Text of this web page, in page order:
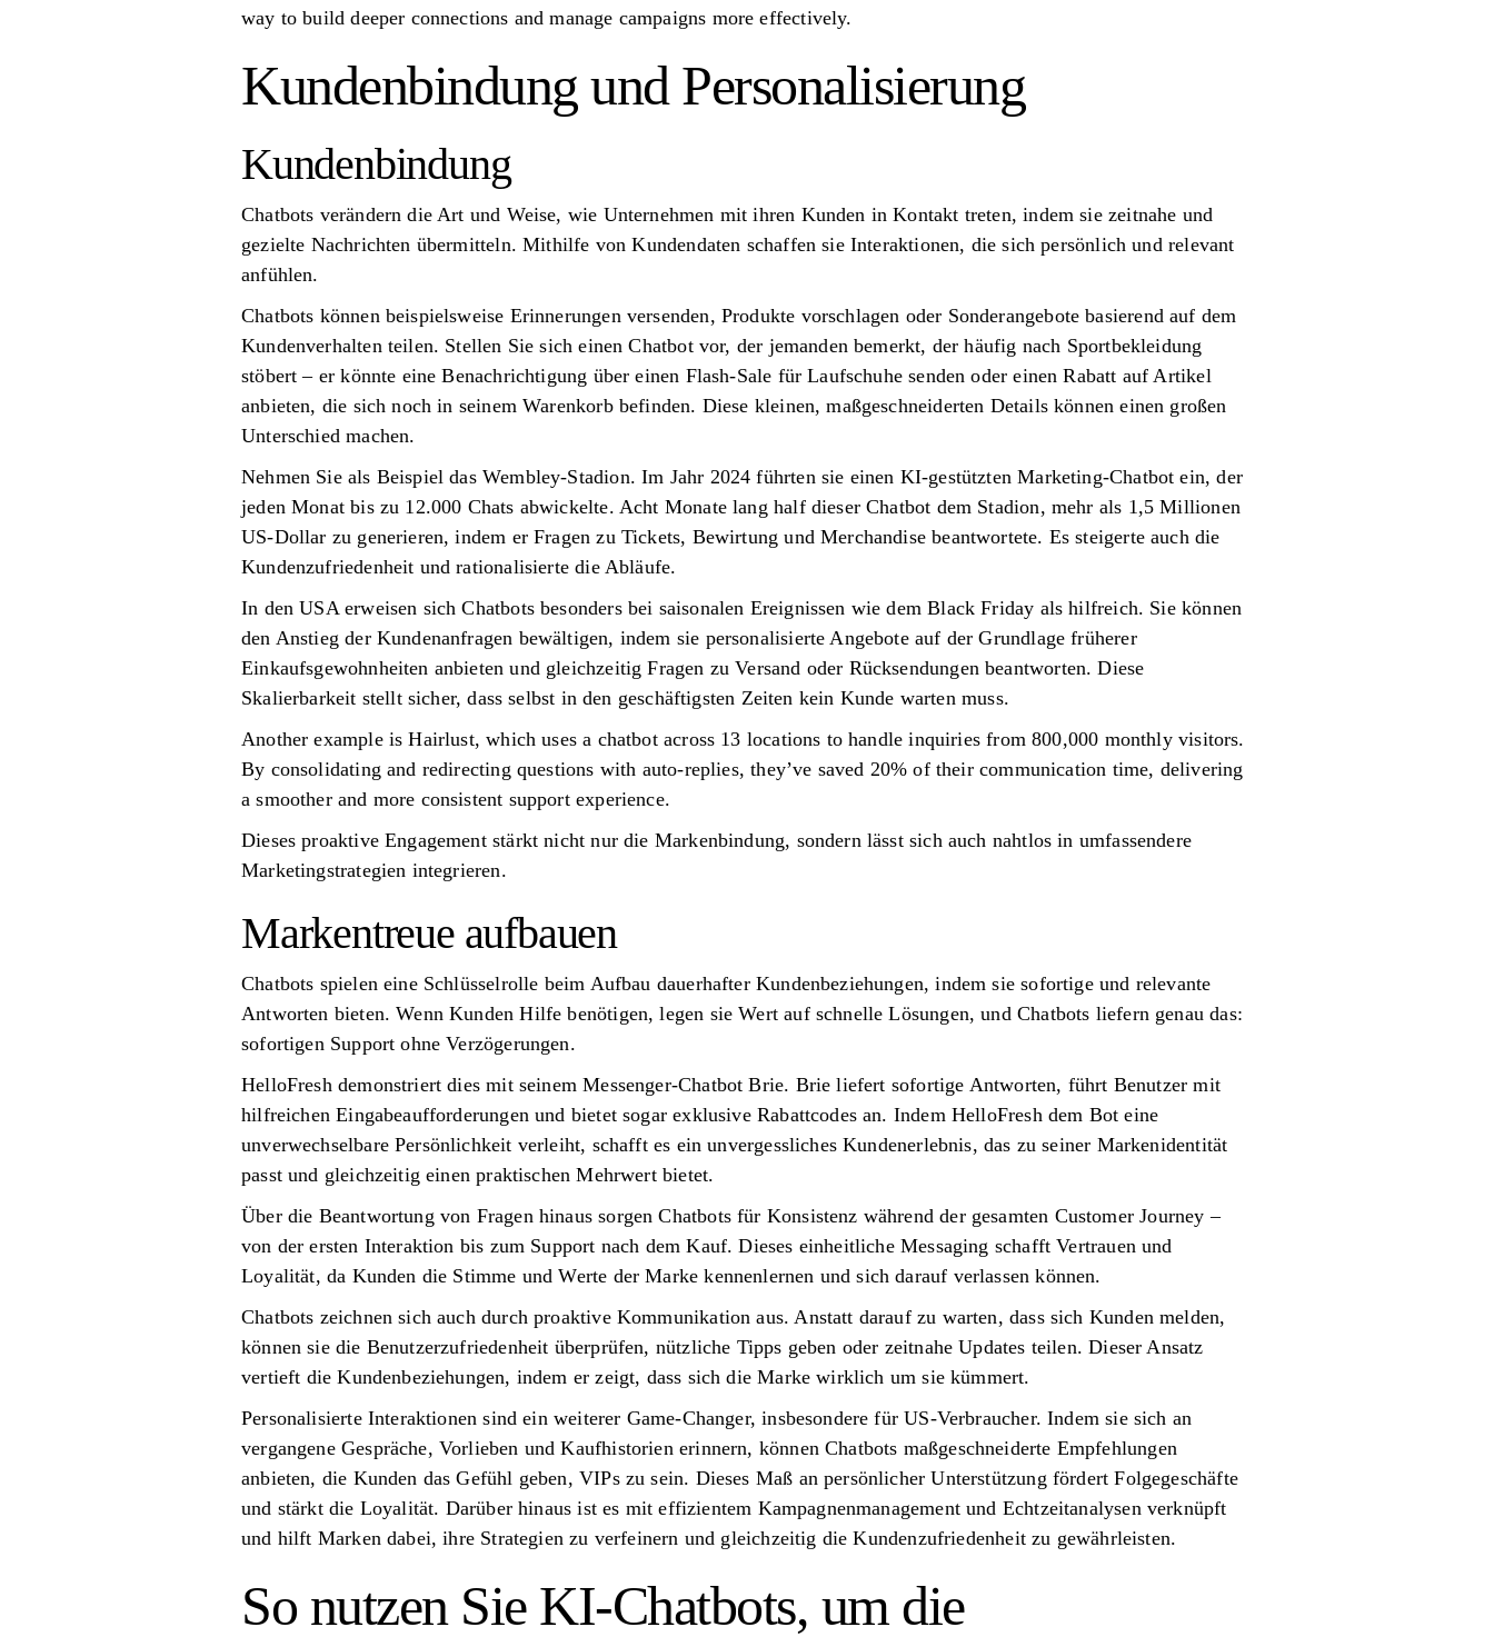
way to build deeper connections and manage campaigns more effectively.
Kundenbindung und Personalisierung
Kundenbindung
Chatbots verändern die Art und Weise, wie Unternehmen mit ihren Kunden in Kontakt treten, indem sie zeitnahe und
gezielte Nachrichten übermitteln. Mithilfe von Kundendaten schaffen sie Interaktionen, die sich persönlich und relevant
anfühlen.
Chatbots können beispielsweise Erinnerungen versenden, Produkte vorschlagen oder Sonderangebote basierend auf dem
Kundenverhalten teilen. Stellen Sie sich einen Chatbot vor, der jemanden bemerkt, der häufig nach Sportbekleidung
stöbert – er könnte eine Benachrichtigung über einen Flash-Sale für Laufschuhe senden oder einen Rabatt auf Artikel
anbieten, die sich noch in seinem Warenkorb befinden. Diese kleinen, maßgeschneiderten Details können einen großen
Unterschied machen.
Nehmen Sie als Beispiel das Wembley-Stadion. Im Jahr 2024 führten sie einen KI-gestützten Marketing-Chatbot ein, der
jeden Monat bis zu 12.000 Chats abwickelte. Acht Monate lang half dieser Chatbot dem Stadion, mehr als 1,5 Millionen
US-Dollar zu generieren, indem er Fragen zu Tickets, Bewirtung und Merchandise beantwortete. Es steigerte auch die
Kundenzufriedenheit und rationalisierte die Abläufe.
In den USA erweisen sich Chatbots besonders bei saisonalen Ereignissen wie dem Black Friday als hilfreich. Sie können
den Anstieg der Kundenanfragen bewältigen, indem sie personalisierte Angebote auf der Grundlage früherer
Einkaufsgewohnheiten anbieten und gleichzeitig Fragen zu Versand oder Rücksendungen beantworten. Diese
Skalierbarkeit stellt sicher, dass selbst in den geschäftigsten Zeiten kein Kunde warten muss.
Another example is Hairlust, which uses a chatbot across 13 locations to handle inquiries from 800,000 monthly visitors.
By consolidating and redirecting questions with auto-replies, they’ve saved 20% of their communication time, delivering
a smoother and more consistent support experience.
Dieses proaktive Engagement stärkt nicht nur die Markenbindung, sondern lässt sich auch nahtlos in umfassendere
Marketingstrategien integrieren.
Markentreue aufbauen
Chatbots spielen eine Schlüsselrolle beim Aufbau dauerhafter Kundenbeziehungen, indem sie sofortige und relevante
Antworten bieten. Wenn Kunden Hilfe benötigen, legen sie Wert auf schnelle Lösungen, und Chatbots liefern genau das:
sofortigen Support ohne Verzögerungen.
HelloFresh demonstriert dies mit seinem Messenger-Chatbot Brie. Brie liefert sofortige Antworten, führt Benutzer mit
hilfreichen Eingabeaufforderungen und bietet sogar exklusive Rabattcodes an. Indem HelloFresh dem Bot eine
unverwechselbare Persönlichkeit verleiht, schafft es ein unvergessliches Kundenerlebnis, das zu seiner Markenidentität
passt und gleichzeitig einen praktischen Mehrwert bietet.
Über die Beantwortung von Fragen hinaus sorgen Chatbots für Konsistenz während der gesamten Customer Journey –
von der ersten Interaktion bis zum Support nach dem Kauf. Dieses einheitliche Messaging schafft Vertrauen und
Loyalität, da Kunden die Stimme und Werte der Marke kennenlernen und sich darauf verlassen können.
Chatbots zeichnen sich auch durch proaktive Kommunikation aus. Anstatt darauf zu warten, dass sich Kunden melden,
können sie die Benutzerzufriedenheit überprüfen, nützliche Tipps geben oder zeitnahe Updates teilen. Dieser Ansatz
vertieft die Kundenbeziehungen, indem er zeigt, dass sich die Marke wirklich um sie kümmert.
Personalisierte Interaktionen sind ein weiterer Game-Changer, insbesondere für US-Verbraucher. Indem sie sich an
vergangene Gespräche, Vorlieben und Kaufhistorien erinnern, können Chatbots maßgeschneiderte Empfehlungen
anbieten, die Kunden das Gefühl geben, VIPs zu sein. Dieses Maß an persönlicher Unterstützung fördert Folgegeschäfte
und stärkt die Loyalität. Darüber hinaus ist es mit effizientem Kampagnenmanagement und Echtzeitanalysen verknüpft
und hilft Marken dabei, ihre Strategien zu verfeinern und gleichzeitig die Kundenzufriedenheit zu gewährleisten.
So nutzen Sie KI-Chatbots, um die